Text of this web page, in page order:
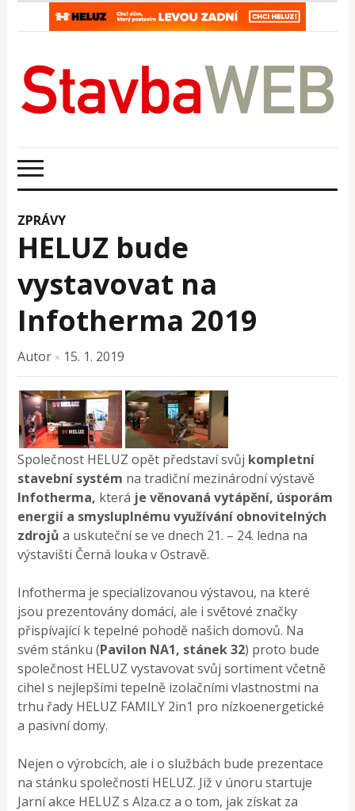
ZPRÁVY
HELUZ bude
vystavovat na
Infotherma 2019
Autor × 15. 1. 2019
Společnost HELUZ opět představí svůj kompletní
stavební systém na tradiční mezinárodní výstavě
Infotherma, která je věnovaná vytápění, úsporám
energií a smysluplnému využívání obnovitelných
zdrojů a uskuteční se ve dnech 21. – 24. ledna na
výstavišti Černá louka v Ostravě.
Infotherma je specializovanou výstavou, na které
jsou prezentovány domácí, ale i světové značky
přispívající k tepelné pohodě našich domovů. Na
svém stánku (Pavilon NA1, stánek 32) proto bude
společnost HELUZ vystavovat svůj sortiment včetně
cihel s nejlepšími tepelně izolačními vlastnostmi na
trhu řady HELUZ FAMILY 2in1 pro nízkoenergetické
a pasivní domy.
Nejen o výrobcích, ale i o službách bude prezentace
na stánku společnosti HELUZ. Již v únoru startuje
Jarní akce HELUZ s Alza.cz a o tom, jak získat za